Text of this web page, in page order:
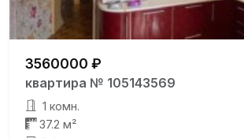
3560000 ₽
квартира № 105143569
1 комн.
37.2 м²